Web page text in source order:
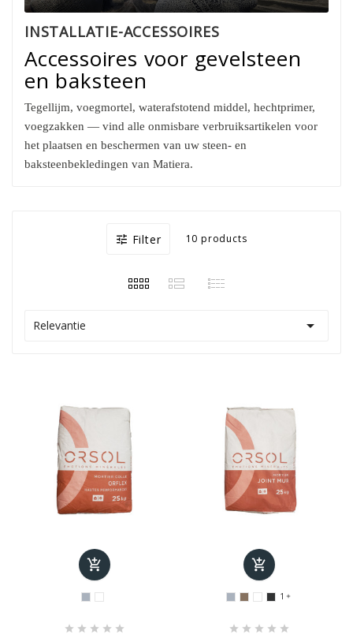
INSTALLATIE-ACCESSOIRES
Accessoires voor gevelsteen
en baksteen
Tegellijm, voegmortel, waterafstotend middel, hechtprimer,
voegzakken — vind alle onmisbare verbruiksartikelen voor
het plaatsen en beschermen van uw steen- en
baksteenbekledingen van Matiera.
 Filter 10 products
Relevantie 

    

1 
    